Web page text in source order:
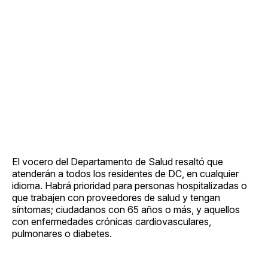
El vocero del Departamento de Salud resaltó que
atenderán a todos los residentes de DC, en cualquier
idioma. Habrá prioridad para personas hospitalizadas o
que trabajen con proveedores de salud y tengan
síntomas; ciudadanos con 65 años o más, y aquellos
con enfermedades crónicas cardiovasculares,
pulmonares o diabetes.